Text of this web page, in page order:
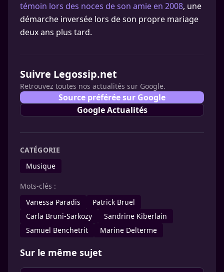
témoin lors des noces de son amie en 2008, une
démarche inversée lors de son propre mariage
deux ans plus tard.
Suivre Legossip.net
Retrouvez toutes nos actualités sur Google.
Source préférée sur Google
Google Actualités
CATÉGORIE
Musique
Mots-clés :
Vanessa Paradis
Patrick Bruel
Carla Bruni-Sarkozy
Sandrine Kiberlain
Samuel Benchetrit
Marine Delterme
Sur le même sujet